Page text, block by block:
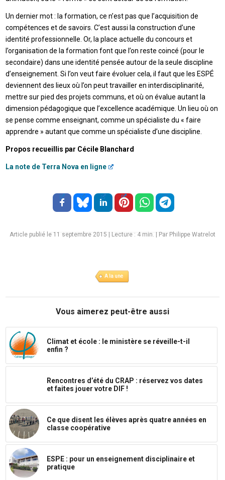
Un dernier mot : la formation, ce n’est pas que l’acquisition de
compétences et de savoirs. C’est aussi la construction d’une
identité professionnelle. Or, la place actuelle du concours et
l’organisation de la formation font que l’on reste coincé (pour le
secondaire) dans une identité pensée autour de la seule discipline
d’enseignement. Si l’on veut faire évoluer cela, il faut que les ESPÉ
deviennent des lieux où l’on peut travailler en interdisciplinarité,
mettre sur pied des projets communs, et où on évalue autant la
dimension pédagogique que l’excellence académique. Un lieu où on
se pense comme enseignant, comme un spécialiste du « faire
apprendre » autant que comme un spécialiste d’une discipline.
Propos recueillis par Cécile Blanchard
La note de Terra Nova en ligne
Article publié le 11 septembre 2015|Lecture : 4 min. | Par Philippe Watrelot
A la une
Vous aimerez peut-être aussi
Climat et école : le ministère se réveille-t-il
enfin ?
Rencontres d’été du CRAP : réservez vos dates
et faites jouer votre DIF !
Ce que disent les élèves après quatre années en
classe coopérative
ESPE : pour un enseignement disciplinaire et
pratique